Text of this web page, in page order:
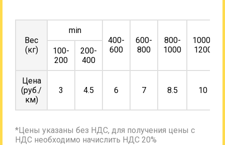
Вес
(кг)
min
400-
600
600-
800
800-
1000
1000-
1200
100-
200
200-
400
Цена
(руб./
км)
3 4.5 6 7 8.5 10
*Цены указаны без НДС, для получения цены с
НДС необходимо начислить НДС 20%